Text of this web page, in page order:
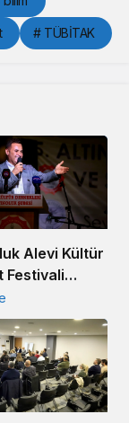
# TÜBİTAK
Alevi Kültür
Festivali